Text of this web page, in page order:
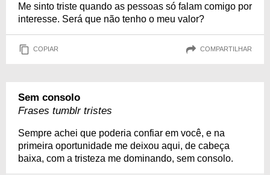
Me sinto triste quando as pessoas só falam comigo por
interesse. Será que não tenho o meu valor?
COPIAR COMPARTILHAR
Sem consolo
Frases tumblr tristes
Sempre achei que poderia confiar em você, e na
primeira oportunidade me deixou aqui, de cabeça
baixa, com a tristeza me dominando, sem consolo.